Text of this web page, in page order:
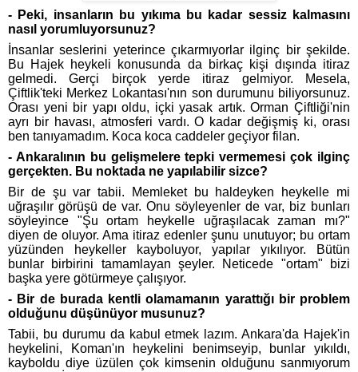
- Peki, insanların bu yıkıma bu kadar sessiz kalmasını
nasıl yorumluyorsunuz?
İnsanlar seslerini yeterince çıkarmıyorlar ilginç bir şekilde.
Bu Hajek heykeli konusunda da birkaç kişi dışında itiraz
gelmedi. Gerçi birçok yerde itiraz gelmiyor. Mesela,
Çiftlik'teki Merkez Lokantası'nın son durumunu biliyorsunuz.
Orası yeni bir yapı oldu, içki yasak artık. Orman Çiftliği'nin
ayrı bir havası, atmosferi vardı. O kadar değişmiş ki, orası
ben tanıyamadım. Koca koca caddeler geçiyor filan.
- Ankaralının bu gelişmelere tepki vermemesi çok ilginç
gerçekten. Bu noktada ne yapılabilir sizce?
Bir de şu var tabii. Memleket bu haldeyken heykelle mi
uğraşılır görüşü de var. Onu söyleyenler de var, biz bunları
söyleyince "Şu ortam heykelle uğraşılacak zaman mı?"
diyen de oluyor. Ama itiraz edenler şunu unutuyor; bu ortam
yüzünden heykeller kayboluyor, yapılar yıkılıyor. Bütün
bunlar birbirini tamamlayan şeyler. Neticede "ortam" bizi
başka yere götürmeye çalışıyor.
- Bir de burada kentli olamamanın yarattığı bir problem
olduğunu düşünüyor musunuz?
Tabii, bu durumu da kabul etmek lazım. Ankara'da Hajek'in
heykelini, Koman'ın heykelini benimseyip, bunlar yıkıldı,
kayboldu diye üzülen çok kimsenin olduğunu sanmıyorum